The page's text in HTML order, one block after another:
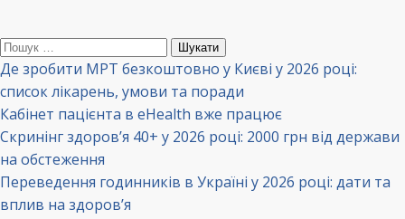
Пошук:
Де зробити МРТ безкоштовно у Києві у 2026 році:
список лікарень, умови та поради
Кабінет пацієнта в eHealth вже працює
Скринінг здоров’я 40+ у 2026 році: 2000 грн від держави
на обстеження
Переведення годинників в Україні у 2026 році: дати та
вплив на здоров’я